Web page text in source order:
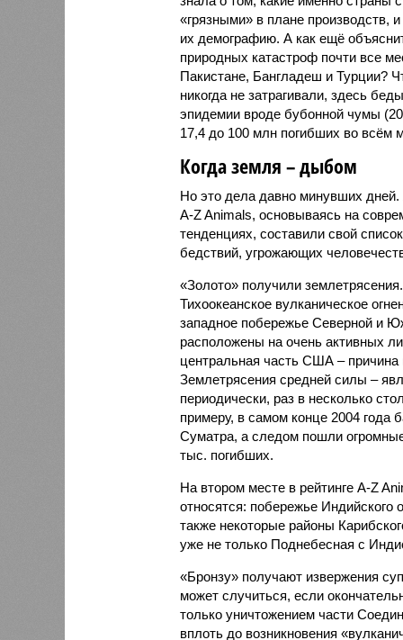
«грязными» в плане производств,
их демографию. А как ещё
природных катастроф почти все
Пакистане, Бангладеш и Турции?
никогда не затрагивали, здесь
эпидемии вроде бубонной чумы
17,4 до 100 млн погибших во всём
Когда земля – дыбом
Но это дела давно минувших
A-Z Animals, основываясь на
тенденциях, составили свой
бедствий, угрожающих
«Золото» получили
Тихоокеанское вулканическое
западное побережье Северной и
расположены на очень активных
центральная часть США –
Землетрясения средней силы –
периодически, раз в несколько
примеру, в самом конце 2004 года
Суматра, а следом пошли
тыс. погибших.
На втором месте в рейтинге A-Z
относятся: побережье
также некоторые районы
уже не только Поднебесная с
«Бронзу» получают извержения
может случиться, если
только уничтожением части
вплоть до возникновения